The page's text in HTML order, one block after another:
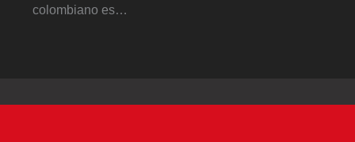
colombiano es…